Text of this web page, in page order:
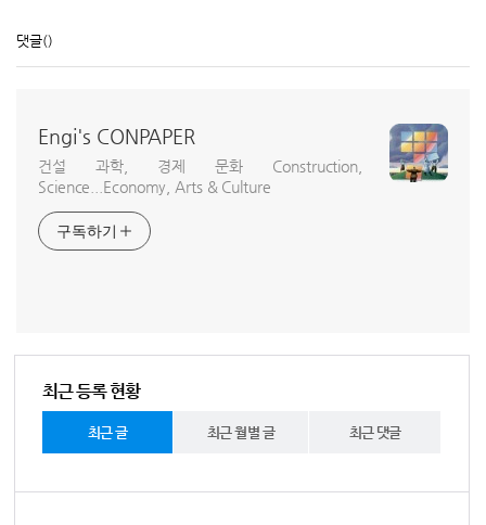
댓글()
Engi's CONPAPER
건설 과학, 경제 문화 Construction,
Science...Economy, Arts & Culture
구독하기
최근 등록 현황
최근 글 최근 월별 글 최근 댓글